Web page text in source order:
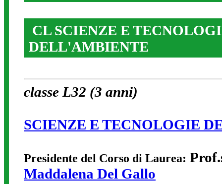
CL SCIENZE E
DELL'AMBIENTE
classe L32 (3 anni)
SCIENZE E TECNOLOGIE
Presidente del Corso di Laurea:
Maddalena Del Gallo